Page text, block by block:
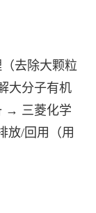
去除大颗粒
大分子有机
→ 三菱化学
放/回用（用